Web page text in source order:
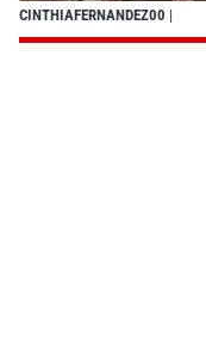
CINTHIAFERNANDEZ00 |